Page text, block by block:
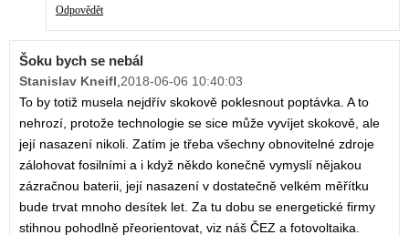
Odpovědět
Šoku bych se nebál
Stanislav Kneifl,2018-06-06 10:40:03
To by totiž musela nejdřív skokově poklesnout poptávka. A to
nehrozí, protože technologie se sice může vyvíjet skokově, ale
její nasazení nikoli. Zatím je třeba všechny obnovitelné zdroje
zálohovat fosilními a i když někdo konečně vymyslí nějakou
zázračnou baterii, její nasazení v dostatečně velkém měřítku
bude trvat mnoho desítek let. Za tu dobu se energetické firmy
stihnou pohodlně přeorientovat, viz náš ČEZ a fotovoltaika.